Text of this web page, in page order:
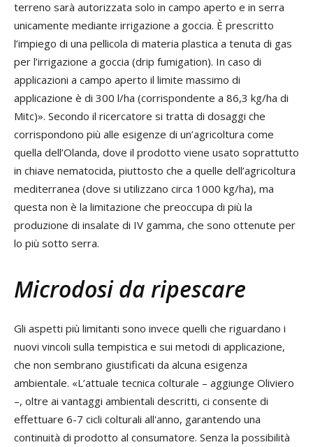
terreno sarà autorizzata solo in campo aperto e in serra
unicamente mediante irrigazione a goccia. È prescritto
l’impiego di una pellicola di materia plastica a tenuta di gas
per l’irrigazione a goccia (drip fumigation). In caso di
applicazioni a campo aperto il limite massimo di
applicazione è di 300 l/ha (corrispondente a 86,3 kg/ha di
Mitc)». Secondo il ricercatore si tratta di dosaggi che
corrispondono più alle esigenze di un’agricoltura come
quella dell’Olanda, dove il prodotto viene usato soprattutto
in chiave nematocida, piuttosto che a quelle dell’agricoltura
mediterranea (dove si utilizzano circa 1000 kg/ha), ma
questa non è la limitazione che preoccupa di più la
produzione di insalate di IV gamma, che sono ottenute per
lo più sotto serra.
Microdosi da ripescare
Gli aspetti più limitanti sono invece quelli che riguardano i
nuovi vincoli sulla tempistica e sui metodi di applicazione,
che non sembrano giustificati da alcuna esigenza
ambientale. «L’attuale tecnica colturale – aggiunge Oliviero
–, oltre ai vantaggi ambientali descritti, ci consente di
effettuare 6-7 cicli colturali all'anno, garantendo una
continuità di prodotto al consumatore. Senza la possibilità